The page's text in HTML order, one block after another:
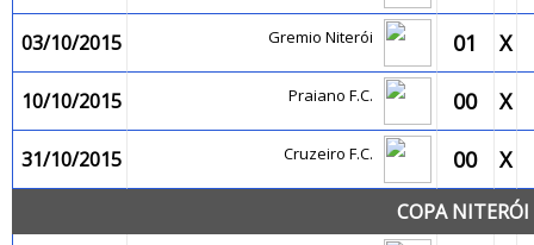
03/10/2015 Gremio Niterói 01 X
10/10/2015 Praiano F.C. 00 X
31/10/2015 Cruzeiro F.C. 00 X
COPA